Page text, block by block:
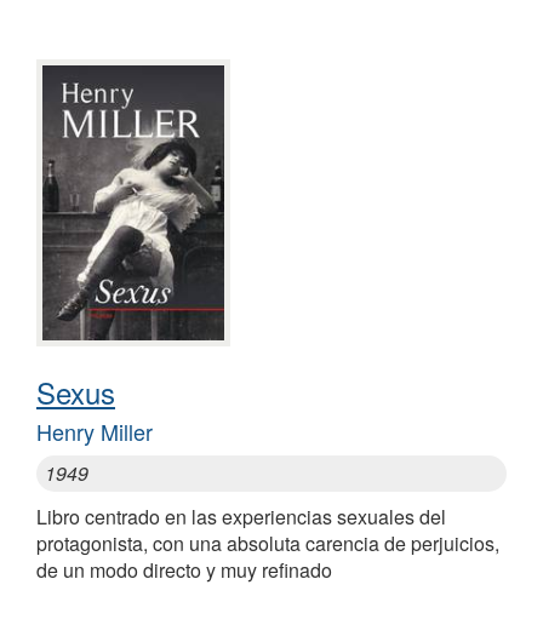
Sexus
Henry Miller
1949
Libro centrado en las experiencias sexuales del
protagonista, con una absoluta carencia de perjuicios,
de un modo directo y muy refinado